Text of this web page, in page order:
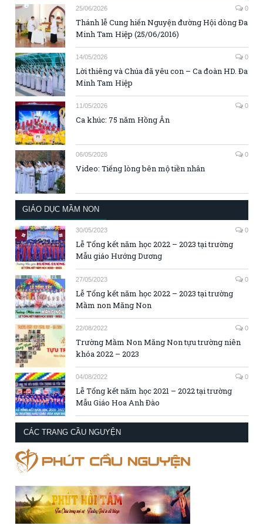
25/06/2026 0
Thánh lễ Cung hiến Nguyện đường Hội dòng Đa
Minh Tam Hiệp (25/06/2016)
14/05/2026 0
Lời thiêng và Chúa đã yêu con – Ca đoàn HD. Đa
Minh Tam Hiệp
11/05/2026 0
Ca khúc: 75 năm Hồng Ân
06/05/2026 0
Video: Tiếng lòng bên mộ tiền nhân
GIÁO DỤC MẦM NON
30/05/2023 0
Lễ Tổng kết năm học 2022 – 2023 tại trường
Mẫu giáo Hướng Dương
27/05/2023 0
Lễ Tổng kết năm học 2022 – 2023 tại trường
Mầm non Măng Non
22/08/2022 0
Trường Mầm Non Măng Non tựu trường niên
khóa 2022 – 2023
04/08/2022 0
Lễ Tổng kết năm học 2021 – 2022 tại trường
Mẫu Giáo Hoa Anh Đào
CÁC TRANG CẦU NGUYỆN